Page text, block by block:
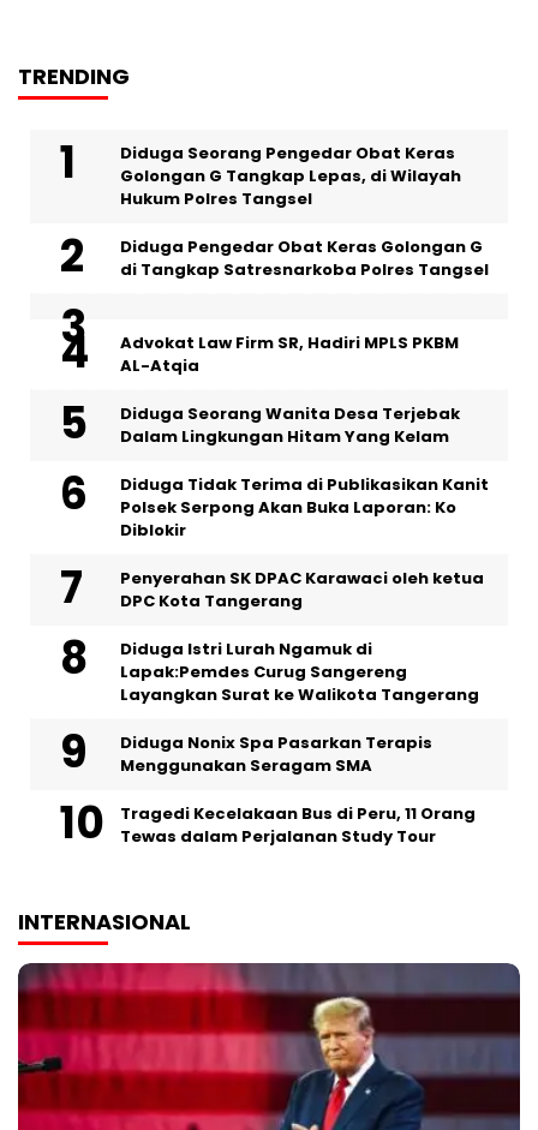
TRENDING
‎Diduga Seorang Pengedar Obat Keras
Golongan G Tangkap Lepas, di Wilayah
Hukum Polres Tangsel
Diduga Pengedar Obat Keras Golongan G
di Tangkap Satresnarkoba Polres Tangsel
Advokat Law Firm SR, Hadiri MPLS PKBM
AL-Atqia
‎Diduga Seorang Wanita Desa Terjebak
Dalam Lingkungan Hitam Yang Kelam
Diduga Tidak Terima di Publikasikan Kanit
Polsek Serpong Akan Buka Laporan: Ko
Diblokir
Penyerahan SK DPAC Karawaci oleh ketua
DPC Kota Tangerang
‎Diduga Istri Lurah Ngamuk di
Lapak:Pemdes Curug Sangereng
Layangkan Surat ke Walikota Tangerang
‎Diduga Nonix Spa Pasarkan Terapis
Menggunakan Seragam SMA
Tragedi Kecelakaan Bus di Peru, 11 Orang
Tewas dalam Perjalanan Study Tour
INTERNASIONAL